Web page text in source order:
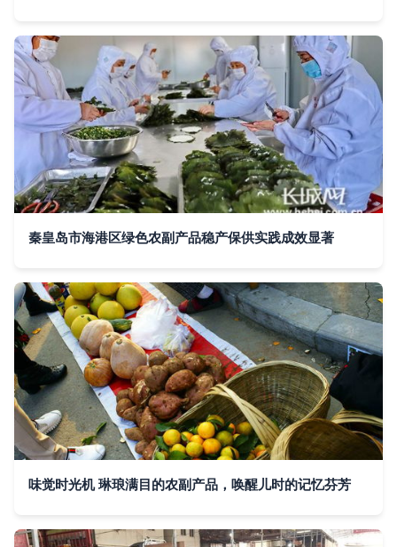
秦皇岛市海港区绿色农副产品稳产保供实践成效显著
味觉时光机 琳琅满目的农副产品，唤醒儿时的记忆芬芳